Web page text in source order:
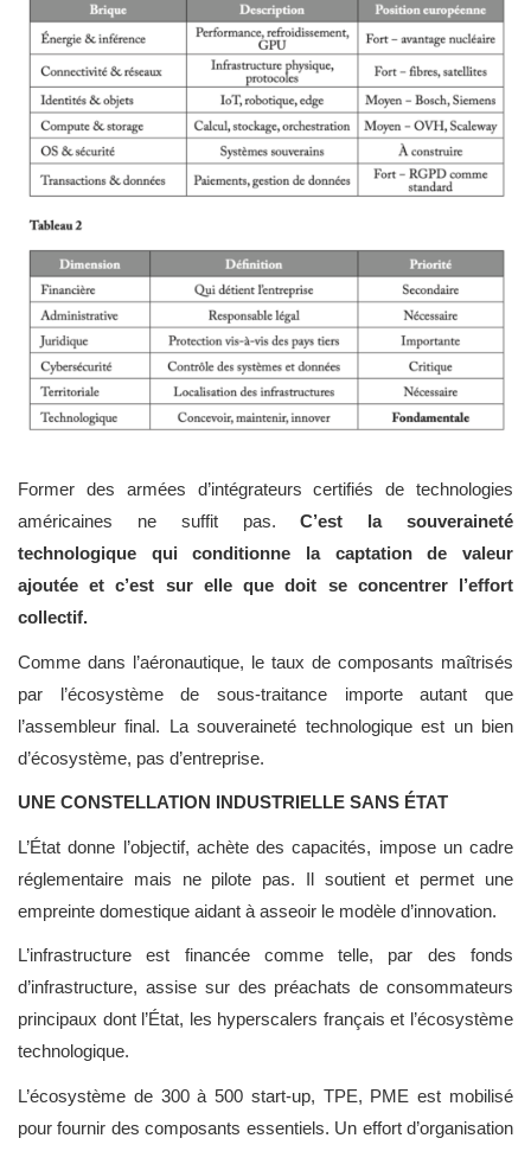
Former des armées d’intégrateurs certifiés de technologies
américaines ne suffit pas.
C’est la souveraineté
technologique qui conditionne la captation de valeur
ajoutée et c’est sur elle que doit se concentrer l’effort
collectif.
Comme dans l’aéronautique, le taux de composants maîtrisés
par l’écosystème de sous-traitance importe autant que
l’assembleur final. La souveraineté technologique est un bien
d’écosystème, pas d’entreprise.
UNE CONSTELLATION INDUSTRIELLE SANS ÉTAT
L’État donne l’objectif, achète des capacités, impose un cadre
réglementaire mais ne pilote pas. Il soutient et permet une
empreinte domestique aidant à asseoir le modèle d’innovation.
L’infrastructure est financée comme telle, par des fonds
d’infrastructure, assise sur des préachats de consommateurs
principaux dont l’État, les hyperscalers français et l’écosystème
technologique.
L’écosystème de 300 à 500 start-up, TPE, PME est mobilisé
pour fournir des composants essentiels. Un effort d’organisation